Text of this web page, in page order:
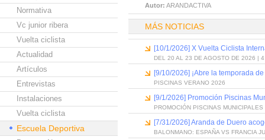
Normativa
Vc junior ribera
Vuelta ciclista
Actualidad
Artículos
Entrevistas
Instalaciones
Vuelta ciclista
Escuela Deportiva
Autor: ARANDACTIVA
MÁS NOTICIAS
[10/1/2026] X Vuelta Ciclista
DEL 20 AL 23 DE AGOSTO DE 2026 | 4
[9/10/2026] ¡Abre la temporada
PISCINAS VERANO 2026
[9/1/2026] Promoción Piscinas
PROMOCIÓN PISCINAS
[7/31/2026] Aranda de Duero
BALONMANO: ESPAÑA VS FRANCIA